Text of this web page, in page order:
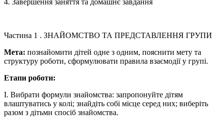
Частина 1 . ЗНАЙОМСТВО ТА ПРЕДСТАВЛЕННЯ ГРУПИ
Мета: познайомити дітей одне з одним, пояснити мету та
структуру роботи, сформулювати правила взаємодії у групі.
Етапи роботи:
І. Вибрати формули знайомства: запропонуйте дітям
влаштуватись у колі; знайдіть собі місце серед них; виберіть
разом з дітьми спосіб знайомства.